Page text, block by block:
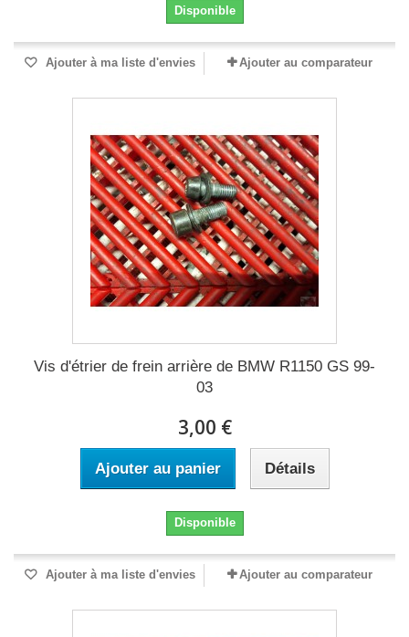
Disponible
Ajouter à ma liste d'envies Ajouter au comparateur
Vis d'étrier de frein arrière de BMW R1150 GS 99-
03
3,00 €
Ajouter au panier Détails
Disponible
Ajouter à ma liste d'envies Ajouter au comparateur